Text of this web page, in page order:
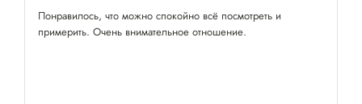
Понравилось, что можно спокойно всё посмотреть и
примерить. Очень внимательное отношение.